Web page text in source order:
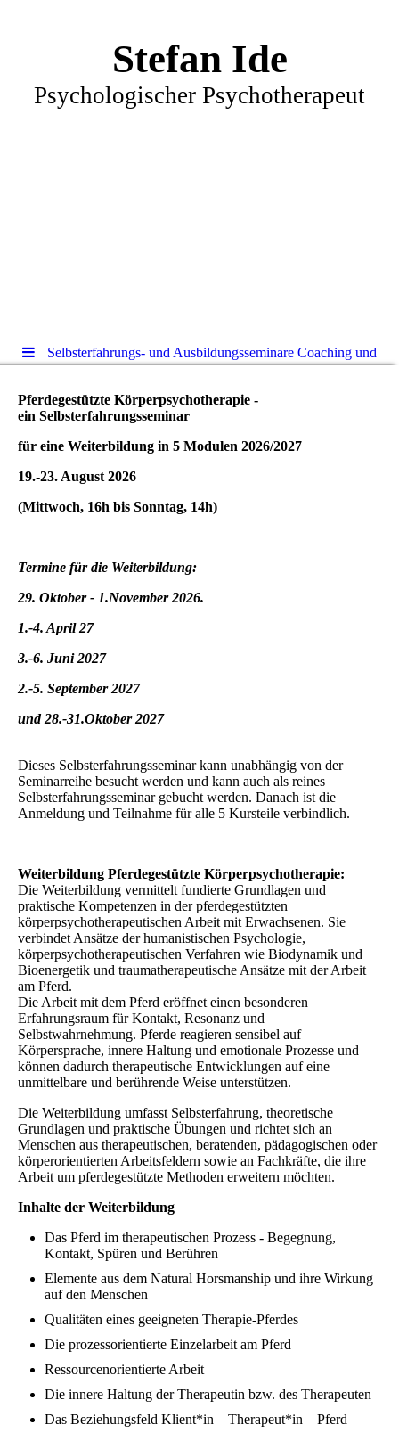
Stefan Ide
Psychologischer Psychotherapeut
Selbsterfahrungs- und Ausbildungsseminare Coaching und
Pferdegestützte Körperpsychotherapie -
ein Selbsterfahrungsseminar
für eine Weiterbildung in 5 Modulen 2026/2027
19.-23. August 2026
(Mittwoch, 16h bis Sonntag, 14h)
Termine für die Weiterbildung:
29. Oktober - 1.November 2026.
1.-4. April 27
3.-6. Juni 2027
2.-5. September 2027
und 28.-31.Oktober 2027
Dieses Selbsterfahrungsseminar kann unabhängig von der
Seminarreihe besucht werden und kann auch als reines
Selbsterfahrungsseminar gebucht werden. Danach ist die
Anmeldung und Teilnahme für alle 5 Kursteile verbindlich.
Weiterbildung Pferdegestützte Körperpsychotherapie:
Die Weiterbildung vermittelt fundierte Grundlagen und
praktische Kompetenzen in der pferdegestützten
körperpsychotherapeutischen Arbeit mit Erwachsenen. Sie
verbindet Ansätze der humanistischen Psychologie,
körperpsychotherapeutischen Verfahren wie Biodynamik und
Bioenergetik und traumatherapeutische Ansätze mit der Arbeit
am Pferd.
Die Arbeit mit dem Pferd eröffnet einen besonderen
Erfahrungsraum für Kontakt, Resonanz und
Selbstwahrnehmung. Pferde reagieren sensibel auf
Körpersprache, innere Haltung und emotionale Prozesse und
können dadurch therapeutische Entwicklungen auf eine
unmittelbare und berührende Weise unterstützen.
Die Weiterbildung umfasst Selbsterfahrung, theoretische
Grundlagen und praktische Übungen und richtet sich an
Menschen aus therapeutischen, beratenden, pädagogischen oder
körperorientierten Arbeitsfeldern sowie an Fachkräfte, die ihre
Arbeit um pferdegestützte Methoden erweitern möchten.
Inhalte der Weiterbildung
Das Pferd im therapeutischen Prozess - Begegnung,
Kontakt, Spüren und Berühren
Elemente aus dem Natural Horsmanship und ihre Wirkung
auf den Menschen
Qualitäten eines geeigneten Therapie-Pferdes
Die prozessorientierte Einzelarbeit am Pferd
Ressourcenorientierte Arbeit
Die innere Haltung der Therapeutin bzw. des Therapeuten
Das Beziehungsfeld Klient*in – Therapeut*in – Pferd